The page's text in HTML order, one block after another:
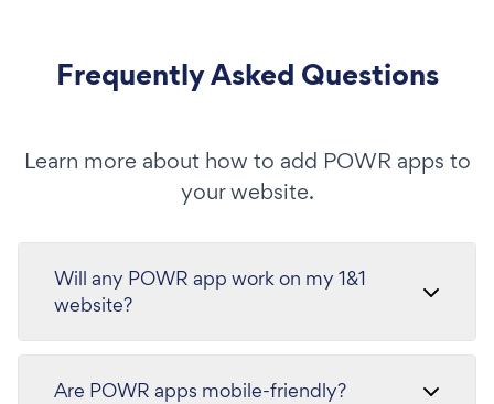
Frequently Asked Questions
Learn more about how to add POWR apps to
your website.
Will any POWR app work on my 1&1
website?
Are POWR apps mobile-friendly?